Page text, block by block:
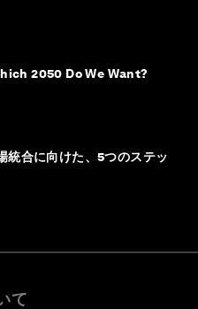
2050 Do We Want?
統合に向けた、5つのステッ
て